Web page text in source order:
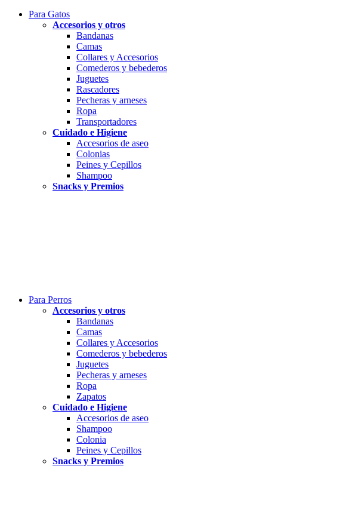
Para Gatos
Accesorios y otros
Bandanas
Camas
Collares y Accesorios
Comederos y bebederos
Juguetes
Rascadores
Pecheras y arneses
Ropa
Transportadores
Cuidado e Higiene
Accesorios de aseo
Colonias
Peines y Cepillos
Shampoo
Snacks y Premios
Para Perros
Accesorios y otros
Bandanas
Camas
Collares y Accesorios
Comederos y bebederos
Juguetes
Pecheras y arneses
Ropa
Zapatos
Cuidado e Higiene
Accesorios de aseo
Shampoo
Colonia
Peines y Cepillos
Snacks y Premios